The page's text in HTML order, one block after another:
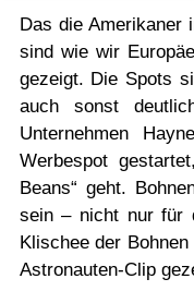
Das die Amerikaner
sind wie wir
gezeigt. Die Spots
auch sonst
Unternehmen
Werbespot
Beans“ geht.
sein – nicht nur für
Klischee der
Astronauten-Clip